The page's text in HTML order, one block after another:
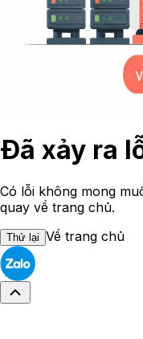
Đã xảy ra
Có lỗi không mong
quay về trang chủ.
Thử lại Về trang chủ